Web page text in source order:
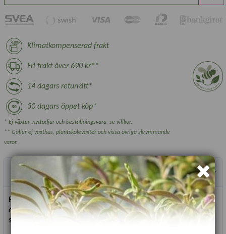
Klimatkompenserad frakt
Fri frakt över 690 kr**
14 dagars returrätt*
30 dagars öppet köp*
* Ej växter, nyttodjur och beställningsvara, se villkor.
** Gäller ej växthus, plantskoleväxter och vissa övriga skrymmande
varor.
Produktbeskrivning
En söt mig av färger med halvfyllda blommor i rosa, aprikos
och röda toner. Fin som snitt om de plockas som knopp. Frösår
sig gärna och fin i rabatt. Denna växt är giftig.